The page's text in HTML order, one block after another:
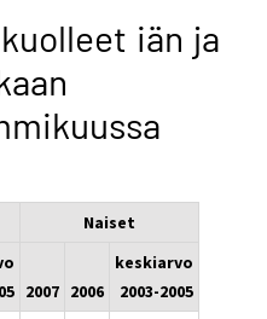
iän ja
Naiset
2007 2006
keskiarvo
2003-2005